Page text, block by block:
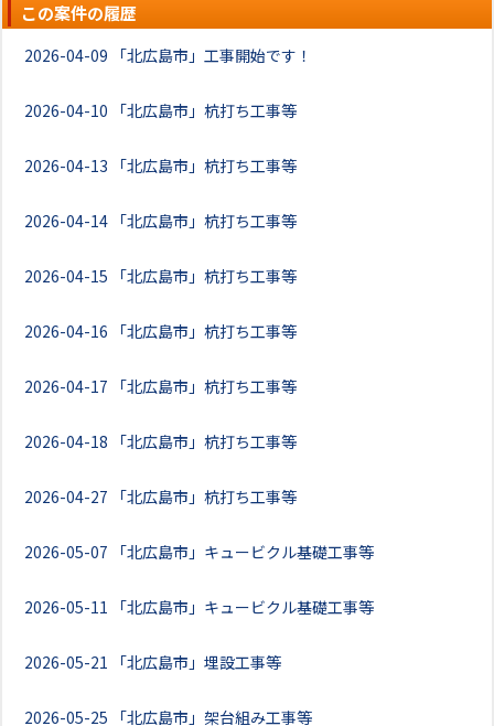
この案件の履歴
2026-04-09 「北広島市」工事開始です！
2026-04-10 「北広島市」杭打ち工事等
2026-04-13 「北広島市」杭打ち工事等
2026-04-14 「北広島市」杭打ち工事等
2026-04-15 「北広島市」杭打ち工事等
2026-04-16 「北広島市」杭打ち工事等
2026-04-17 「北広島市」杭打ち工事等
2026-04-18 「北広島市」杭打ち工事等
2026-04-27 「北広島市」杭打ち工事等
2026-05-07 「北広島市」キュービクル基礎工事等
2026-05-11 「北広島市」キュービクル基礎工事等
2026-05-21 「北広島市」埋設工事等
2026-05-25 「北広島市」架台組み工事等